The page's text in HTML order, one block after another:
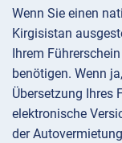
Wenn Sie einen
Kirgisistan
Ihrem
benötigen. Wenn
Übersetzung Ihres
elektronische
der